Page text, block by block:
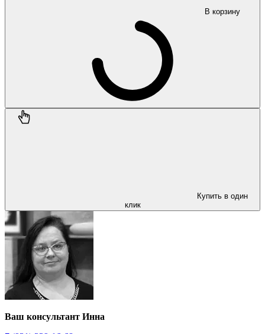
В корзину
Купить в один
клик
Ваш консультант Инна